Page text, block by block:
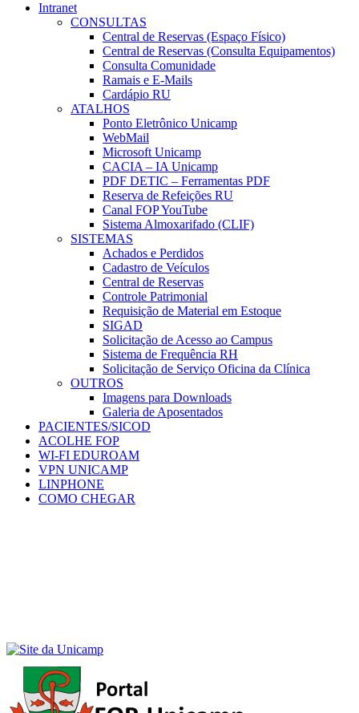
Intranet
CONSULTAS
Central de Reservas (Espaço Físico)
Central de Reservas (Consulta Equipamentos)
Consulta Comunidade
Ramais e E-Mails
Cardápio RU
ATALHOS
Ponto Eletrônico Unicamp
WebMail
Microsoft Unicamp
CACIA – IA Unicamp
PDF DETIC – Ferramentas PDF
Reserva de Refeições RU
Canal FOP YouTube
Sistema Almoxarifado (CLIF)
SISTEMAS
Achados e Perdidos
Cadastro de Veículos
Central de Reservas
Controle Patrimonial
Requisição de Material em Estoque
SIGAD
Solicitação de Acesso ao Campus
Sistema de Frequência RH
Solicitação de Serviço Oficina da Clínica
OUTROS
Imagens para Downloads
Galeria de Aposentados
PACIENTES/SICOD
ACOLHE FOP
WI-FI EDUROAM
VPN UNICAMP
LINPHONE
COMO CHEGAR